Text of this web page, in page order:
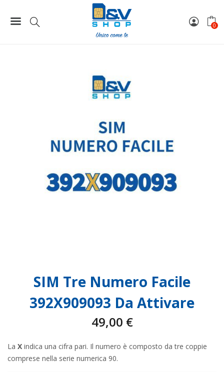
0
SIM Tre Numero Facile 392X909093 Da Attivare
SIM Tre Numero Facile
392X909093 Da Attivare
49,00 €
La X indica una cifra pari. Il numero è composto da tre coppie
comprese nella serie numerica 90.